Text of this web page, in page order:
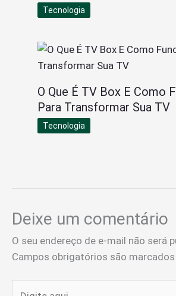
Tecnologia
O Que É TV Box E Como
Para Transformar Sua TV
Tecnologia
Deixe um comentário
O seu endereço de e-mail não será
Campos obrigatórios são